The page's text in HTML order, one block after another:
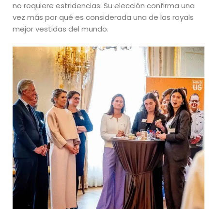
no requiere estridencias. Su elección confirma una
vez más por qué es considerada una de las royals
mejor vestidas del mundo.